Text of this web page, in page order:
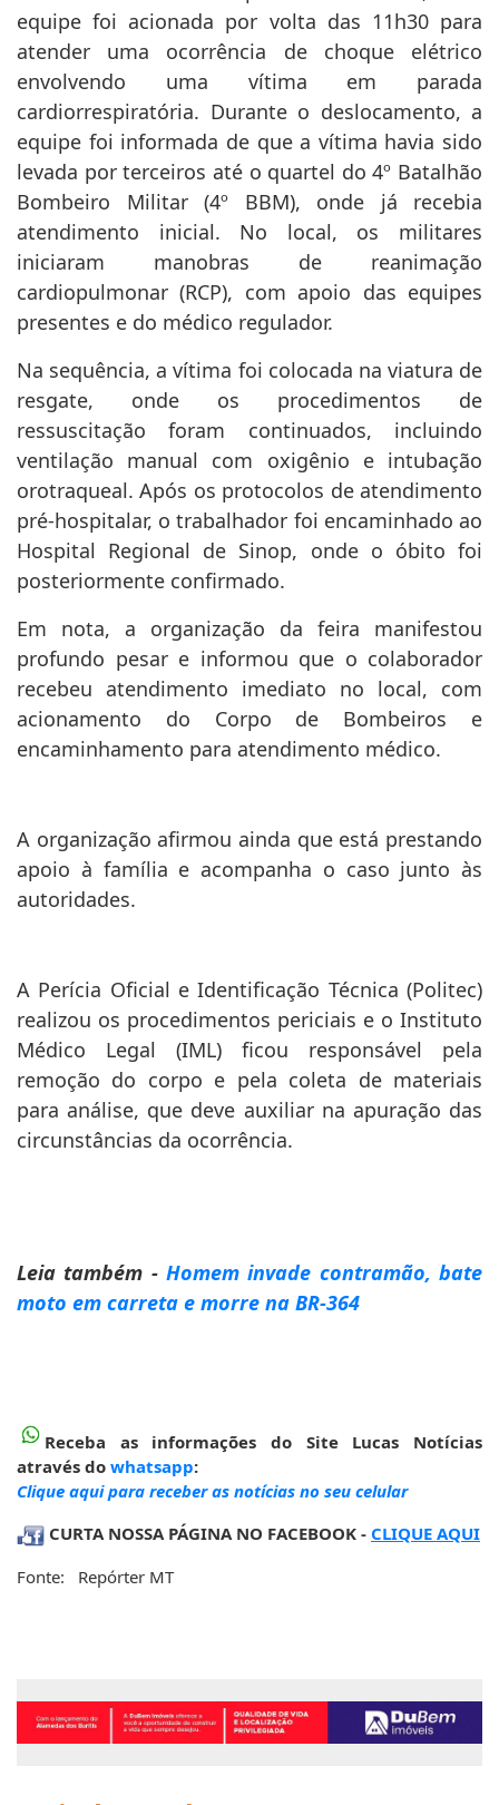
De acordo com o Corpo de Bombeiros, uma
equipe foi acionada por volta das 11h30 para
atender uma ocorrência de choque elétrico
envolvendo uma vítima em parada
cardiorrespiratória. Durante o deslocamento, a
equipe foi informada de que a vítima havia sido
levada por terceiros até o quartel do 4º Batalhão
Bombeiro Militar (4º BBM), onde já recebia
atendimento inicial. No local, os militares
iniciaram manobras de reanimação
cardiopulmonar (RCP), com apoio das equipes
Na sequência, a vítima foi colocada na viatura de
resgate, onde os procedimentos de
ressuscitação foram continuados, incluindo
ventilação manual com oxigênio e intubação
orotraqueal. Após os protocolos de atendimento
pré-hospitalar, o trabalhador foi encaminhado ao
Hospital Regional de Sinop, onde o óbito foi
Em nota, a organização da feira manifestou
profundo pesar e informou que o colaborador
recebeu atendimento imediato no local, com
acionamento do Corpo de Bombeiros e
A organização afirmou ainda que está prestando
apoio à família e acompanha o caso junto às
A Perícia Oficial e Identificação Técnica (Politec)
realizou os procedimentos periciais e o Instituto
Médico Legal (IML) ficou responsável pela
remoção do corpo e pela coleta de materiais
para análise, que deve auxiliar na apuração das
Leia também -Homem invade contramão, bate
Receba as informações do Site Lucas Notícias
através dowhatsapp: